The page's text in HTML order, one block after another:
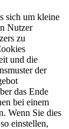
sich um kleine
Nutzer
zu
und die
der
das Ende
bei einem
Wenn Sie dies
einstellen,